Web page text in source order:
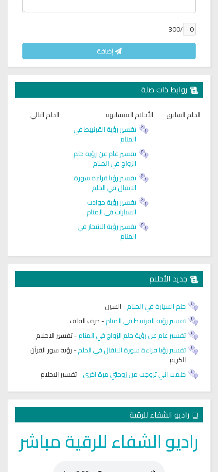
/300
إضافة
روابط ذات صلة
الحلم السابق
الأحلام المتشابهة
تفسير رؤية القرنبيط في
المنام
تفسير عام عن رؤية حلم
الزواج في المنام
تفسير رؤيا قراءة سورة
الانفال في الحلم
تفسير رؤية حوادث
السيارات في المنام
تفسير رؤية الانتحار في
المنام
الحلم التالي
جديد الأحلام
حلم السيارة في المنام-السين
تفسير رؤية القرنبيط في المنام-حرف القاف
تفسير عام عن رؤية حلم الزواج في المنام-تفسير الاحلام
تفسير رؤيا قراءة سورة الانفال في الحلم-رؤية سور القرآن
الكريم
حلمت اني تزوجت من زوجتي مرة اخرى-تفسير الاحلام
راديو الشفاء للرقية
راديو الشفاء للرقية مباشر